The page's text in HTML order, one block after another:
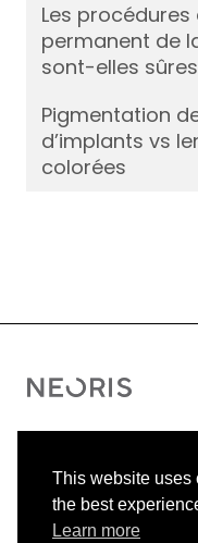
Les
permanent de
sont-elles
Pigmentation
d’implants vs
colorées
This website uses
the best
Learn more